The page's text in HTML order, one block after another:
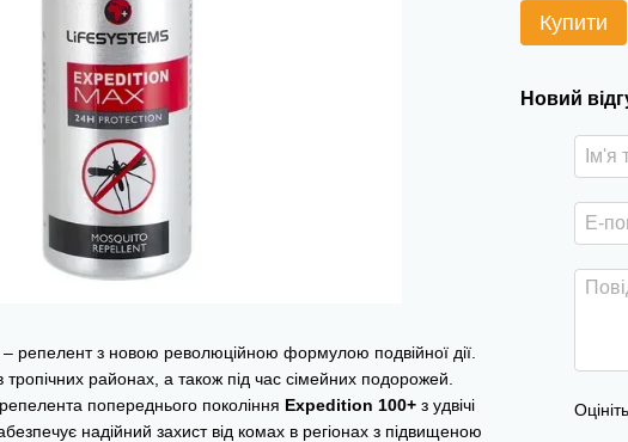
– репелент з новою революційною формулою подвійної дії.
районах, а також під час сімейних подорожей.
попереднього покоління Expedition 100+ з удвічі
надійний захист від комах в регіонах з підвищеною
Купити
Новий